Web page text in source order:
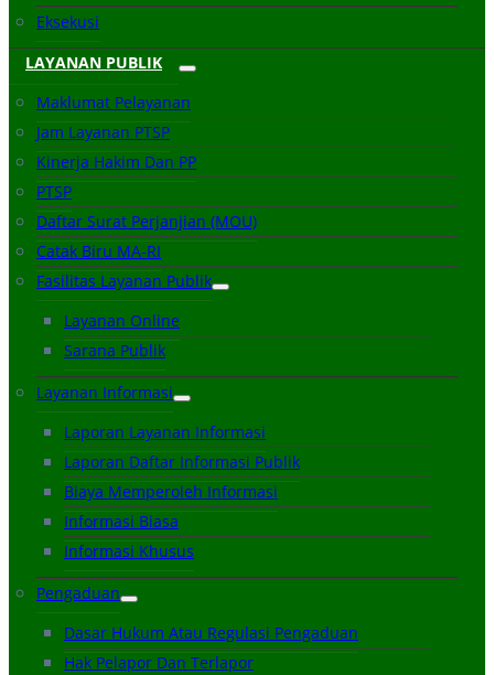
Eksekusi
LAYANAN PUBLIK
Maklumat Pelayanan
Jam Layanan PTSP
Kinerja Hakim Dan PP
PTSP
Daftar Surat Perjanjian (MOU)
Catak Biru MA-RI
Fasilitas Layanan Publik
Layanan Online
Sarana Publik
Layanan Informasi
Laporan Layanan Informasi
Laporan Daftar Informasi Publik
Biaya Memperoleh Informasi
Informasi Biasa
Informasi Khusus
Pengaduan
Dasar Hukum Atau Regulasi Pengaduan
Hak Pelapor Dan Terlapor